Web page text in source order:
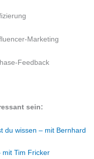
Marketing
Feedback
sein:
du wissen – mit Bernhard
mit Tim Fricker